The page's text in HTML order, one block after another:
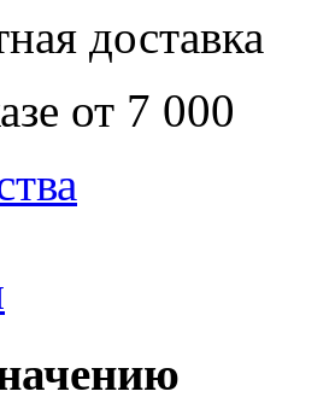
доставка
от 7 000